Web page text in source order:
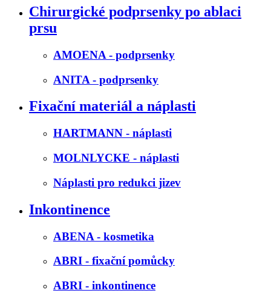
Chirurgické podprsenky po ablaci
prsu
AMOENA - podprsenky
ANITA - podprsenky
Fixační materiál a náplasti
HARTMANN - náplasti
MOLNLYCKE - náplasti
Náplasti pro redukci jizev
Inkontinence
ABENA - kosmetika
ABRI - fixační pomůcky
ABRI - inkontinence